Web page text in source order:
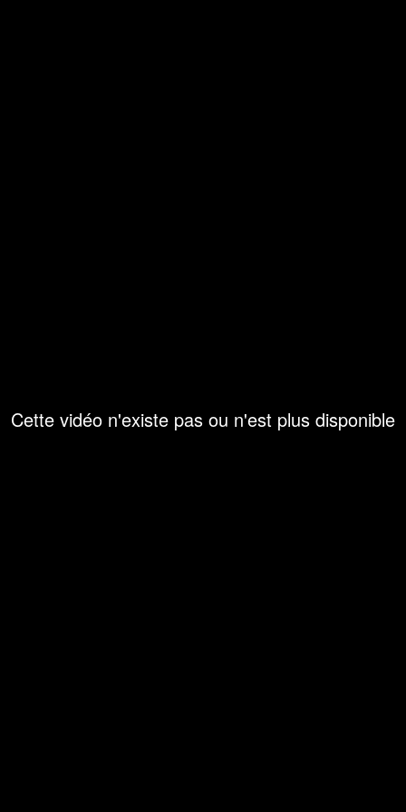
Cette vidéo n'existe pas ou n'est plus disponible